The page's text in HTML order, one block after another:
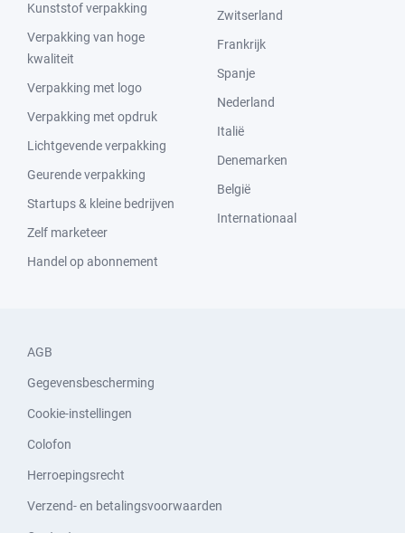
Kunststof verpakking
Verpakking van hoge
kwaliteit
Verpakking met logo
Verpakking met opdruk
Lichtgevende verpakking
Geurende verpakking
Startups & kleine bedrijven
Zelf marketeer
Handel op abonnement
Zwitserland
Frankrijk
Spanje
Nederland
Italië
Denemarken
België
Internationaal
AGB
Gegevensbescherming
Cookie-instellingen
Colofon
Herroepingsrecht
Verzend- en betalingsvoorwaarden